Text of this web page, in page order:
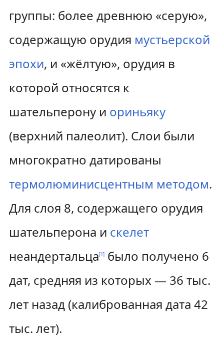
группы: более древнюю «серую»,
содержащую орудия мустьерской
эпохи, и «жёлтую», орудия в
которой относятся к
шательперону и ориньяку
(верхний палеолит). Слои были
многократно датированы
термолюминисцентным методом.
Для слоя 8, содержащего орудия
шательперона и скелет
неандертальца[1]было получено 6
дат, средняя из которых — 36 тыс.
лет назад (калиброванная дата 42
тыс. лет).